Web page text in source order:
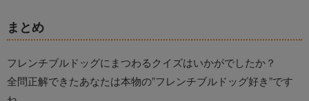
まとめ
フレンチブルドッグにまつわるクイズはいかがでしたか？
全問正解できたあなたは本物の”フレンチブルドッグ好き”です